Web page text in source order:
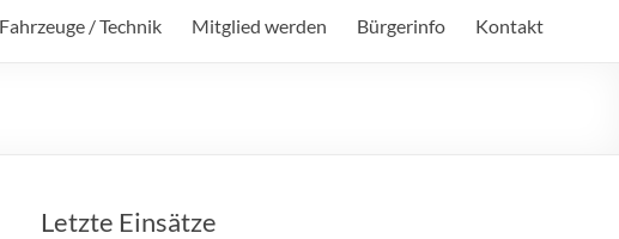
Fahrzeuge / Technik Mitglied werden Bürgerinfo Kontakt
Letzte Einsätze